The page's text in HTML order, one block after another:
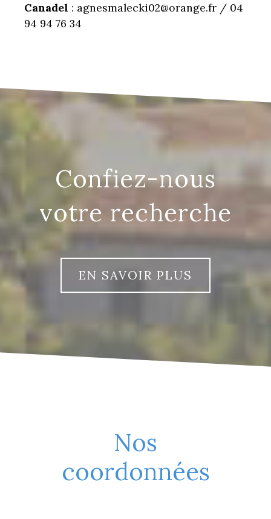
Canadel : agnesmalecki02@orange.fr / 04
94 94 76 34
confiez-nous
votre recherche
EN SAVOIR PLUS
Nos
coordonnées